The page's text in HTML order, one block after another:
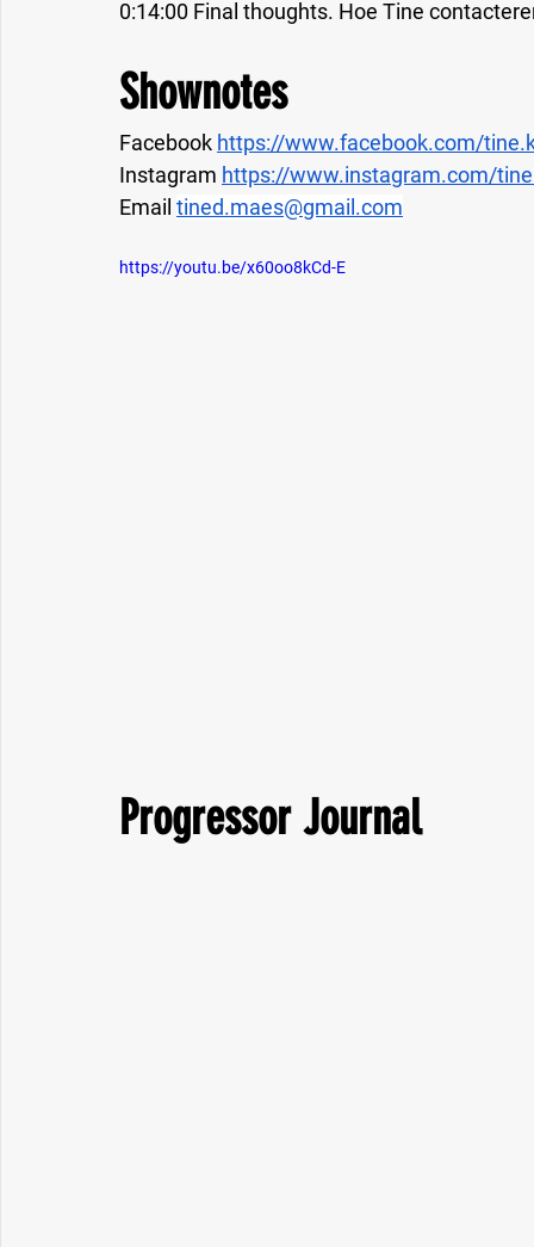
0:14:00 Final thoughts. Hoe Tine
Shownotes
Facebook https://www.facebook.com/
Instagram https://www.instagram.com/
Email tined.maes@gmail.com
https://youtu.be/x60oo8kCd-E
Progressor Journal